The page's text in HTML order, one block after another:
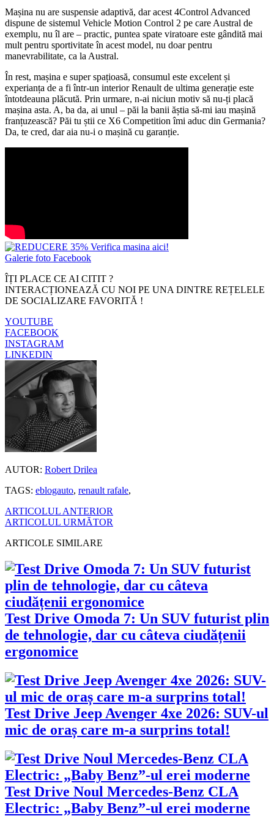
Mașina nu are suspensie adaptivă, dar acest 4Control Advanced
dispune de sistemul Vehicle Motion Control 2 pe care Austral de
exemplu, nu îl are – practic, puntea spate viratoare este gândită mai
mult pentru sportivitate în acest model, nu doar pentru
manevrabilitate, ca la Austral.
În rest, mașina e super spațioasă, consumul este excelent și
experianța de a fi într-un interior Renault de ultima generație este
întotdeauna plăcută. Prin urmare, n-ai niciun motiv să nu-ți placă
mașina asta. A, ba da, ai unul – păi la banii ăștia să-mi iau mașină
franțuzească? Păi tu știi ce X6 Competition îmi aduc din Germania?
Da, te cred, dar aia nu-i o mașină cu garanție.
Galerie foto Facebook
ÎȚI PLACE CE AI CITIT ?
INTERACȚIONEAZĂ CU NOI PE UNA DINTRE REȚELELE
DE SOCIALIZARE FAVORITĂ !
YOUTUBE
FACEBOOK
INSTAGRAM
LINKEDIN
AUTOR: Robert Drilea
TAGS: eblogauto, renault rafale,
ARTICOLUL ANTERIOR
ARTICOLUL URMĂTOR
ARTICOLE SIMILARE
Test Drive Omoda 7: Un SUV futurist plin
de tehnologie, dar cu câteva ciudățenii
ergonomice
Test Drive Jeep Avenger 4xe 2026: SUV-ul
mic de oraș care m-a surprins total!
Test Drive Noul Mercedes-Benz CLA
Electric: „Baby Benz”-ul erei moderne